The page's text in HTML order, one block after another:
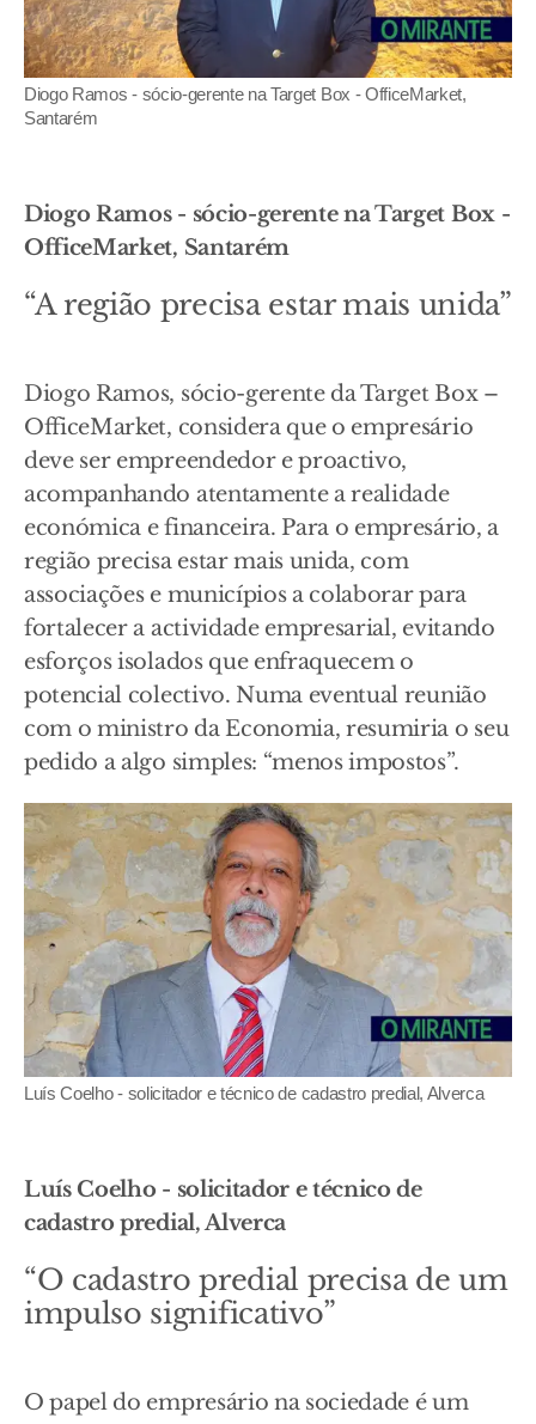
Diogo Ramos - sócio-gerente na Target Box - OfficeMarket,
Santarém
Diogo Ramos - sócio-gerente na Target Box -
OfficeMarket, Santarém
“A região precisa estar mais unida”
Diogo Ramos, sócio-gerente da Target Box –
OfficeMarket, considera que o empresário
deve ser empreendedor e proactivo,
acompanhando atentamente a realidade
económica e financeira. Para o empresário, a
região precisa estar mais unida, com
associações e municípios a colaborar para
fortalecer a actividade empresarial, evitando
esforços isolados que enfraquecem o
potencial colectivo. Numa eventual reunião
com o ministro da Economia, resumiria o seu
pedido a algo simples: “menos impostos”.
Luís Coelho - solicitador e técnico de cadastro predial, Alverca
Luís Coelho - solicitador e técnico de
cadastro predial, Alverca
“O cadastro predial precisa de um
impulso significativo”
O papel do empresário na sociedade é um